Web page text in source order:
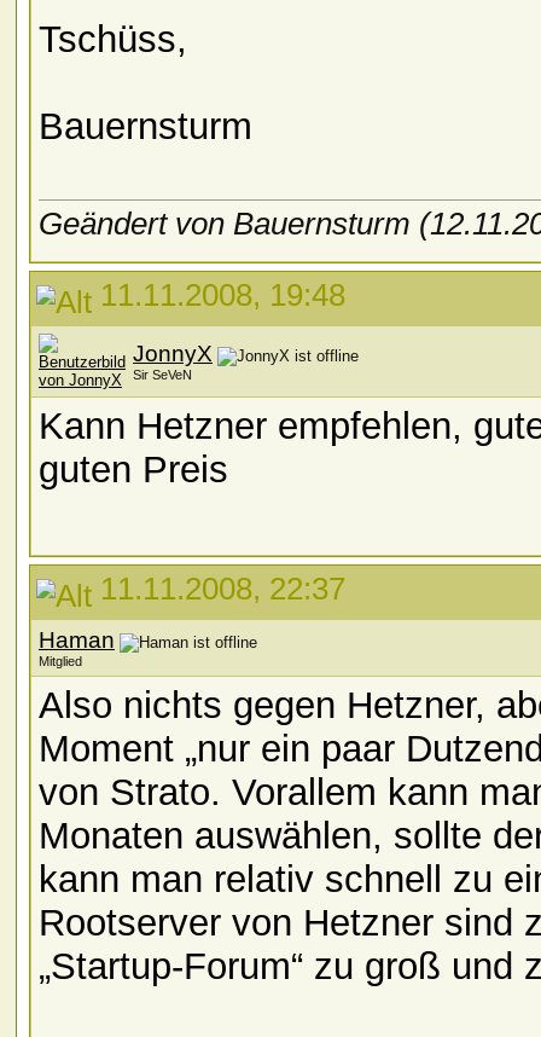
Tschüss,
Bauernsturm
Geändert von Bauernsturm
11.11.2008, 19:48
JonnyX
Sir SeVeN
Kann Hetzner empfehlen,
guten Preis
11.11.2008, 22:37
Haman
Mitglied
Also nichts gegen Hetzner,
Moment „nur ein paar
von Strato. Vorallem kann
Monaten auswählen, sollte
kann man relativ schnell zu
Rootserver von Hetzner sind
„Startup-Forum“ zu groß und